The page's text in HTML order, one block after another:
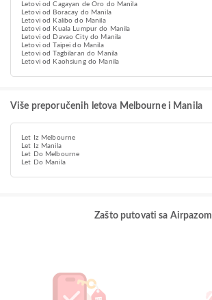
Letovi od Cagayan de Oro do Manila
Letovi od Boracay do Manila
Letovi od Kalibo do Manila
Letovi od Kuala Lumpur do Manila
Letovi od Davao City do Manila
Letovi od Taipei do Manila
Letovi od Tagbilaran do Manila
Letovi od Kaohsiung do Manila
Više preporučenih letova Melbourne i Manila
Let Iz Melbourne
Let Iz Manila
Let Do Melbourne
Let Do Manila
Zašto putovati sa Airpazom